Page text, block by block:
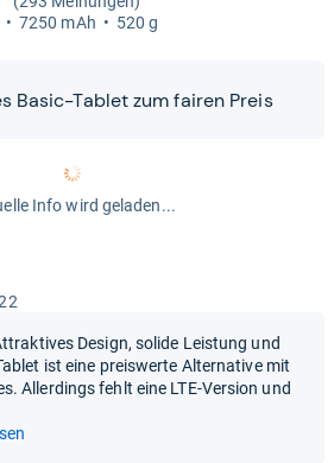
7250 mAh 520 g
Basic-​​Tablet zum fai­ren Preis
Info wird geladen...
Design, solide Leistung und
ist eine preiswerte Alternative mit
Allerdings fehlt eine LTE-Version und